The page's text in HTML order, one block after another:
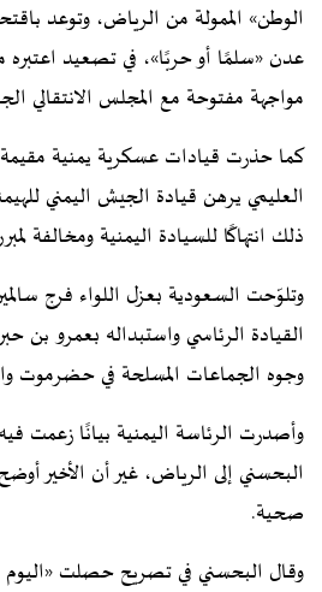
الوطن» الممولة من الرياض، وتوعد
عدن «سلمًا أو حربًا»، في تصعيد
مواجهة مفتوحة مع المجلس الانتقالي
كما حذرت قيادات عسكرية يمنية مقيمة
العليمي يرهن قيادة الجيش اليمني
ذلك انتهاكًا للسيادة اليمنية ومخالفة
وتلوّحت السعودية بعزل اللواء فرج
القيادة الرئاسي واستبداله بعمرو بن
وجوه الجماعات المسلحة في حضرموت
وأصدرت الرئاسة اليمنية بيانًا زعمت
البحسني إلى الرياض، غير أن الأخير
صحية.
وقال البحسني في تصريح حصلت «اليوم